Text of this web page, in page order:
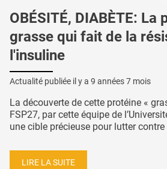
OBÉSITÉ, DIABÈTE: La
grasse qui fait de la
l'insuline
Actualité publiée il y a 9 années 7 mois
La découverte de cette protéine «
FSP27, par cette équipe de
une cible précieuse pour lutter contre
LIRE LA SUITE